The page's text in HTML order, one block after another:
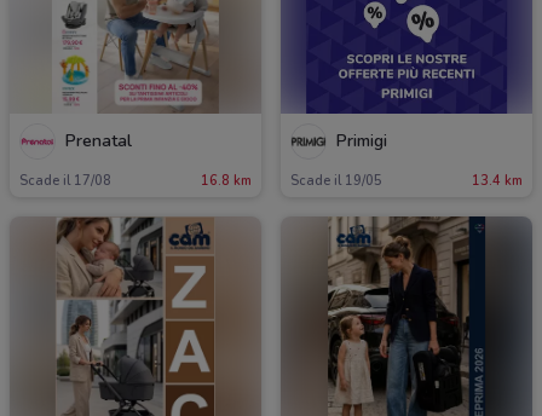
Prenatal
Scade il 17/08 16.8 km
Primigi
Scade il 19/05 13.4 km